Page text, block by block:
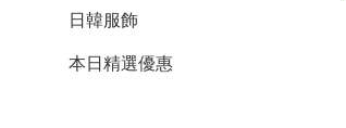
日韓服飾
本日精選優惠